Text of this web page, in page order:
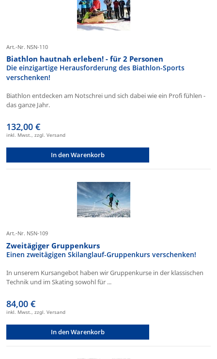
Art.-Nr. NSN-110
Biathlon hautnah erleben! - für 2 Personen
Die einzigartige Herausforderung des Biathlon-Sports
verschenken!
Biathlon entdecken am Notschrei und sich dabei wie ein Profi fühlen -
das ganze Jahr.
132,00 €
inkl. Mwst., zzgl. Versand
In den Warenkorb
Art.-Nr. NSN-109
Zweitägiger Gruppenkurs
Einen zweitägigen Skilanglauf-Gruppenkurs verschenken!
In unserem Kursangebot haben wir Gruppenkurse in der klassischen
Technik und im Skating sowohl für ...
84,00 €
inkl. Mwst., zzgl. Versand
In den Warenkorb